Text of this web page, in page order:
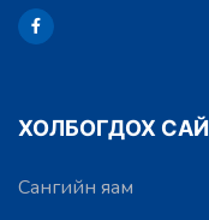
ХОЛБОГДОХ
Сангийн яам